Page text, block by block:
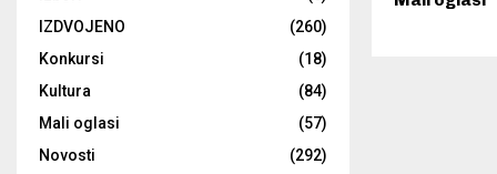
IZDVOJENO
(260)
Konkursi
(18)
Kultura
(84)
Mali oglasi
(57)
Novosti
(292)